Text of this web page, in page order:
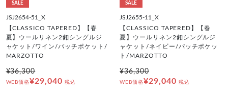
SALE
JSJ2654-51_X
【CLASSICO TAPERED】【春
夏】ウールリネン2釦シングルジ
ャケット/ワイン/パッチポケット/
MARZOTTO
¥36,300
WEB価格¥29,040 税込
SALE
JSJ2655-11_X
【CLASSICO TAPERED】【春
夏】ウールリネン2釦シングルジ
ャケット/ネイビー/パッチポケッ
ト/MARZOTTO
¥36,300
WEB価格¥29,040 税込